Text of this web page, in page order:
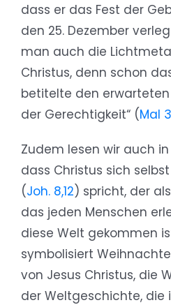
dass er das Fest der
den 25. Dezember
man auch die
Christus, denn schon
betitelte den erwarteten
der Gerechtigkeit“ (Mal
Zudem lesen wir auch
dass Christus sich
(Joh. 8,12) spricht, der
das jeden Menschen
diese Welt gekommen
symbolisiert
von Jesus Christus, die
der Weltgeschichte, die